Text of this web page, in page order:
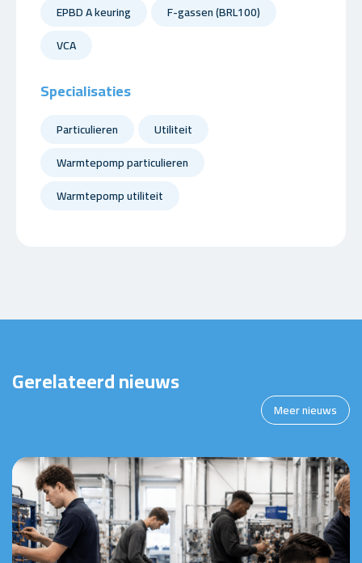
EPBD A keuring
F-gassen (BRL100)
VCA
Specialisaties
Particulieren
Utiliteit
Warmtepomp particulieren
Warmtepomp utiliteit
Gerelateerd nieuws
Meer nieuws